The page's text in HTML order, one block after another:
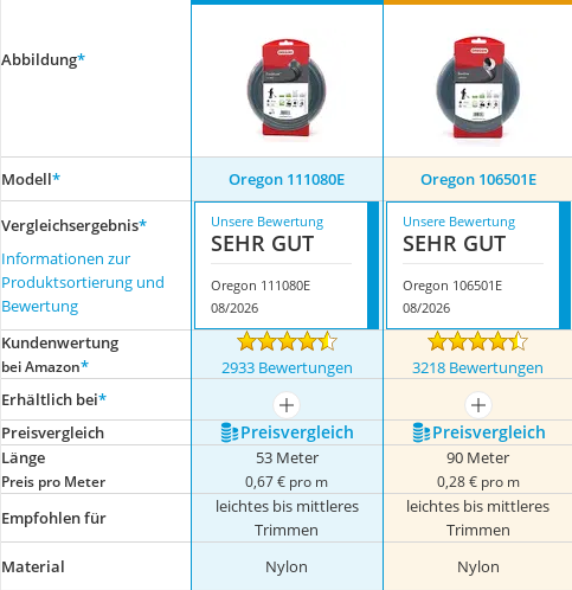
Abbildung*
Modell* Oregon 111080E Oregon 106501E
Vergleichsergebnis*
Informationen zur
Produktsortierung und
Bewertung
Unsere Bewertung
SEHR GUT
Oregon 111080E
08/2026
Unsere Bewertung
SEHR GUT
Oregon 106501E
08/2026
Kundenwertung
bei Amazon* 2933 Bewertungen 3218 Bewertungen
Erhältlich bei*
mehr anzeigen mehr anzeigen
Preis­vergleich
Preis­vergleich Preis­vergleich
Länge
Preis pro Meter
53 Meter
0,67 € pro m
90 Meter
0,28 € pro m
Empfohlen für
leichtes bis mittleres
Trimmen
leichtes bis mittleres
Trimmen
Material Nylon Nylon